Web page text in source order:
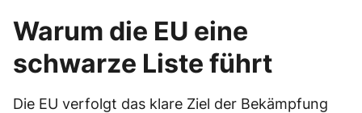
Warum die EU eine
schwarze Liste führt
Die EU verfolgt das klare Ziel der Bekämpfung